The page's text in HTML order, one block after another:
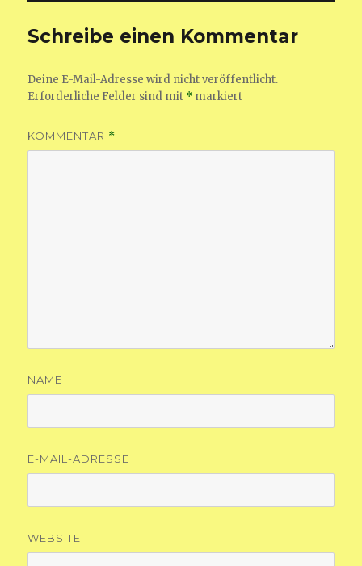
Schreibe einen Kommentar
Deine E-Mail-Adresse wird nicht veröffentlicht.
Erforderliche Felder sind mit * markiert
KOMMENTAR *
NAME
E-MAIL-ADRESSE
WEBSITE